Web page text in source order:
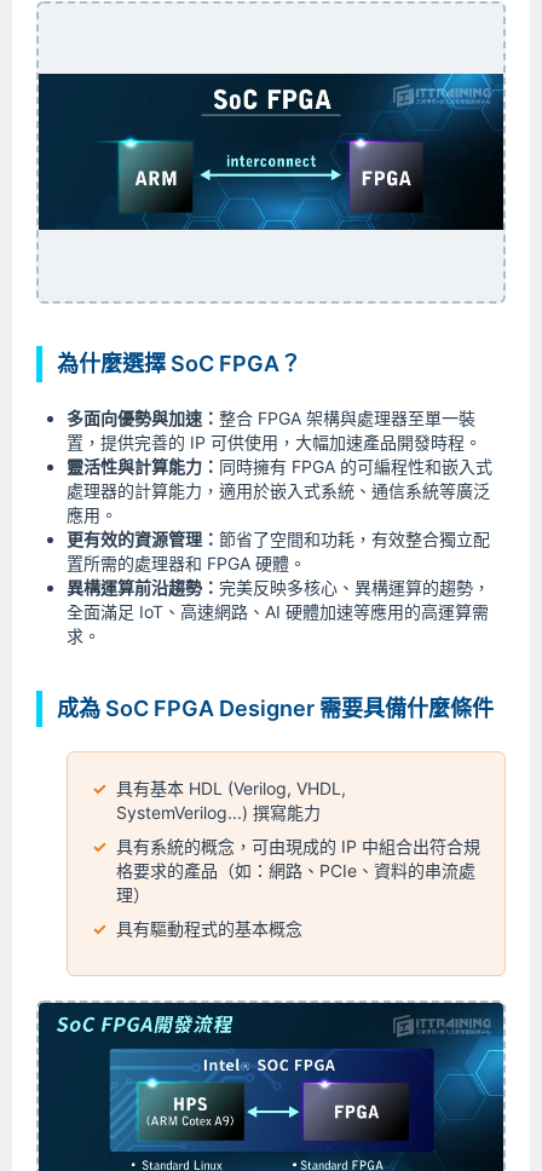
為什麼選擇 SoC FPGA？
多面向優勢與加速： 整合 FPGA 架構與處理器至單一裝
置，提供完善的 IP 可供使用，大幅加速產品開發時程。
靈活性與計算能力： 同時擁有 FPGA 的可編程性和嵌入式
處理器的計算能力，適用於嵌入式系統、通信系統等廣泛
應用。
更有效的資源管理： 節省了空間和功耗，有效整合獨立配
置所需的處理器和 FPGA 硬體。
異構運算前沿趨勢： 完美反映多核心、異構運算的趨勢，
全面滿足 IoT、高速網路、AI 硬體加速等應用的高運算需
求。
成為 SoC FPGA Designer 需要具備什麼條件
具有基本 HDL (Verilog, VHDL,
SystemVerilog...) 撰寫能力
具有系統的概念，可由現成的 IP 中組合出符合規
格要求的產品（如：網路、PCIe、資料的串流處
理）
具有驅動程式的基本概念